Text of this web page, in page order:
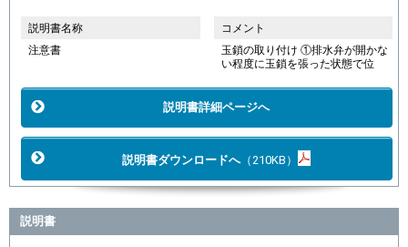
説明書名称
注意書
コメント
玉鎖の取り付け ①排水弁が開かな
い程度に玉鎖を張った状態で位
説明書詳細ページへ
説明書ダウンロードへ（210KB）
説明書